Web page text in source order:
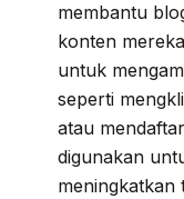
membantu
konten
untuk
seperti
atau
digunakan
meningkatkan